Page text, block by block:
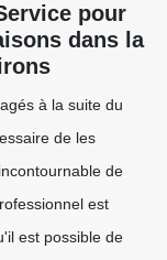
pour
dans la
à la suite du
de les
de
est
est possible de